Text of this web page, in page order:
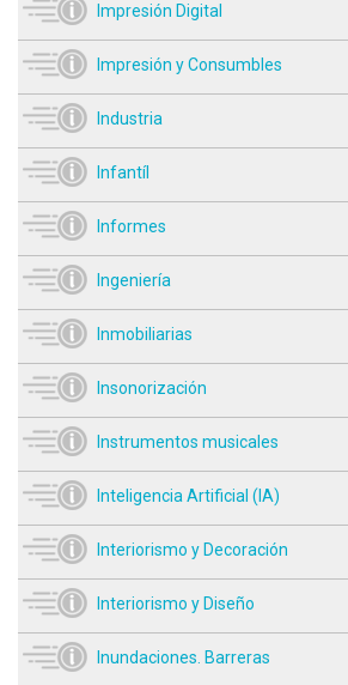
Impresión Digital
Impresión y Consumbles
Industria
Infantíl
Informes
Ingeniería
Inmobiliarias
Insonorización
Instrumentos musicales
Inteligencia Artificial (IA)
Interiorismo y Decoración
Interiorismo y Diseño
Inundaciones. Barreras